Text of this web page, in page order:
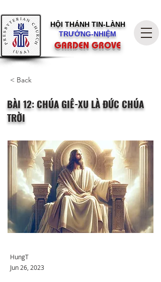
HỘI THÁNH TIN-LÀNH
TRƯỞNG-NHIỆM
GARDEN GROVE
< Back
BÀI 12: CHÚA GIÊ-XU LÀ ĐỨC CHÚA
TRỜI
HungT
Jun 26, 2023